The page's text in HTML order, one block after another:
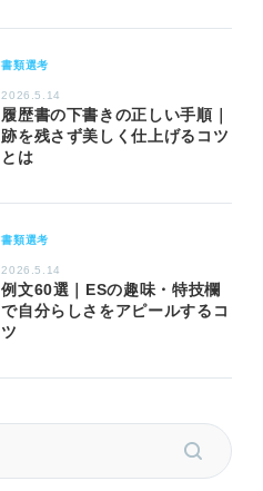
書類選考
2026.5.14
履歴書の下書きの正しい手順｜
跡を残さず美しく仕上げるコツ
とは
書類選考
2026.5.14
例文60選｜ESの趣味・特技欄
で自分らしさをアピールするコ
ツ